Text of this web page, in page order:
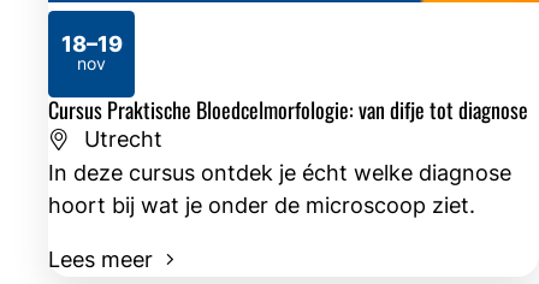
Cursus Praktische Bloedcelmorfologie: van difje tot diagnose
Utrecht
In deze cursus ontdek je écht welke diagnose
hoort bij wat je onder de microscoop ziet.
Lees meer
18–19
nov
2026